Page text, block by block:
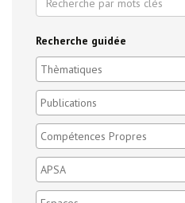
Recherche guidée